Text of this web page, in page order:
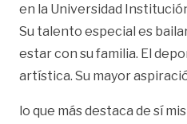
en la Universidad
Su talento especial es
estar con su familia. El
artística. Su mayor
lo que más destaca de sí